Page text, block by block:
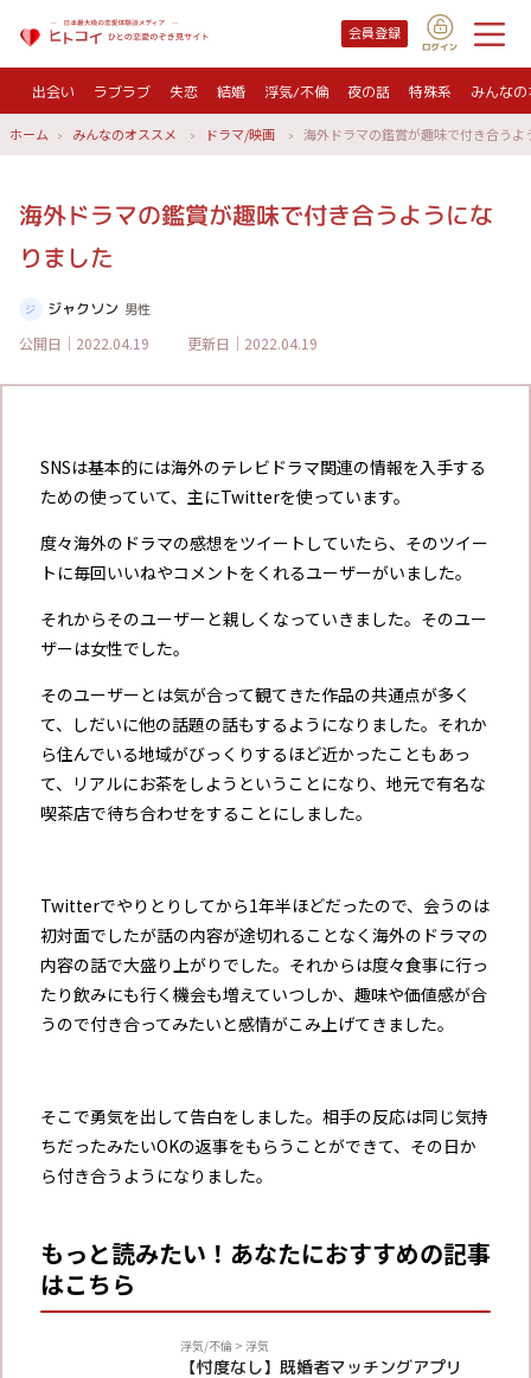
会員登録
出会い ラブラブ 失恋 結婚 浮気/不倫 夜の話 特殊系 みんな
ホーム みんなのオススメ ドラマ/映画 海外ドラマの鑑賞が趣味で付き合うよ
海外ドラマの鑑賞が趣味で付き合うようにな
りました
ジャクソン 男性
公開日｜2022.04.19 更新日｜2022.04.19
SNSは基本的には海外のテレビドラマ関連の情報を入手する
ための使っていて、主にTwitterを使っています。
度々海外のドラマの感想をツイートしていたら、そのツイー
トに毎回いいねやコメントをくれるユーザーがいました。
それからそのユーザーと親しくなっていきました。そのユー
ザーは女性でした。
そのユーザーとは気が合って観てきた作品の共通点が多く
て、しだいに他の話題の話もするようになりました。それか
ら住んでいる地域がびっくりするほど近かったこともあっ
て、リアルにお茶をしようということになり、地元で有名な
喫茶店で待ち合わせをすることにしました。
Twitterでやりとりしてから1年半ほどだったので、会うのは
初対面でしたが話の内容が途切れることなく海外のドラマの
内容の話で大盛り上がりでした。それからは度々食事に行っ
たり飲みにも行く機会も増えていつしか、趣味や価値感が合
うので付き合ってみたいと感情がこみ上げてきました。
そこで勇気を出して告白をしました。相手の反応は同じ気持
ちだったみたいOKの返事をもらうことができて、その日か
ら付き合うようになりました。
もっと読みたい！あなたにおすすめの記事
はこちら
浮気/不倫 > 浮気
【忖度なし】既婚者マッチングアプリ